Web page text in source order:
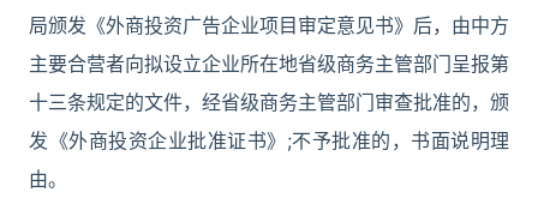
局颁发《外商投资广告企业项目审定意见书》后，由中方
主要合营者向拟设立企业所在地省级商务主管部门呈报第
十三条规定的文件，经省级商务主管部门审查批准的，颁
发《外商投资企业批准证书》;不予批准的，书面说明理
由。